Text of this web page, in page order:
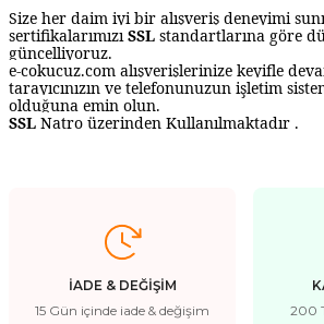
Cihazlar
Ürünler
Size her daim iyi bir alışveriş deneyimi
sertifikalarımızıSSL standartlarına göre
güncelliyoruz.
e-cokucuz.com alışverişlerinize keyifle
tarayıcınızın ve telefonunuzun işletim
olduğuna emin olun.
SSL Natro üzerinden Kullanılmaktadır .
İADE & DEĞİŞİM
15 Gün içinde iade & değişim
200